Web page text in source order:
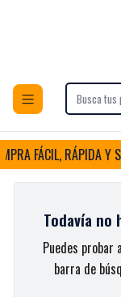
FÁCIL, RÁPIDA Y
Todavía
Puedes
barra de